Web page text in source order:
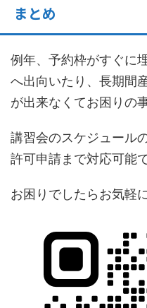
まとめ
例年、予約枠がすぐに
へ出向いたり、長期間
が出来なくてお困りの
講習会のスケジュール
許可申請まで対応可能で
お困りでしたらお気軽